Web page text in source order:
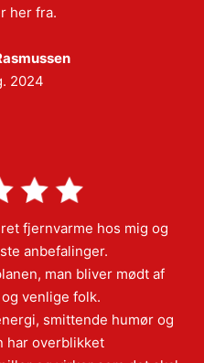
her fra.
2024
fjernvarme hos mig og
anbefalinger.
man bliver mødt af
venlige folk.
smittende humør og
har overblikket